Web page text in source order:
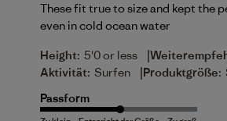
These fit true to size and kept the
even in cold ocean water
Height: 5'0 or less |
Aktivität: Surfen |Produktgröße:
Passform